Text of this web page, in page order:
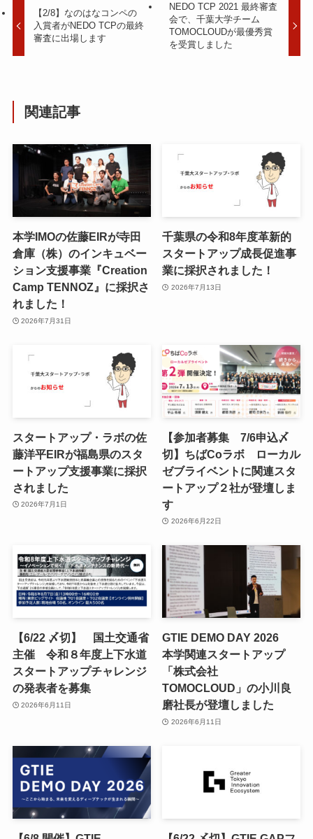
【2/8】なのはなコンペの
入賞者がNEDO TCPの最終
審査に出場します
NEDO TCP 2021 最終審査
会で、千葉大学チーム
TOMOCLOUDが最優秀賞
を受賞しました
関連記事
本学IMOの佐藤EIRが寺田
倉庫（株）のインキュベー
ション支援事業『Creation
Camp TENNOZ』に採択さ
れました！
2026年7月31日
千葉県の令和8年度⾰新的
スタートアップ成⻑促進事
業に採択されました！
2026年7月13日
スタートアップ・ラボの佐
藤洋平EIRが福島県のスタ
ートアップ支援事業に採択
されました
2026年7月1日
【参加者募集 7/6申込〆
切】ちばCoラボ ローカル
ゼブライベントに関連スタ
ートアップ２社が登壇しま
す
2026年6月22日
【6/22 〆切】 国土交通省
主催 令和８年度上下水道
スタートアップチャレンジ
の発表者を募集
2026年6月11日
GTIE DEMO DAY 2026
本学関連スタートアップ
「株式会社
TOMOCLOUD」の小川良
磨社長が登壇しました
2026年6月11日